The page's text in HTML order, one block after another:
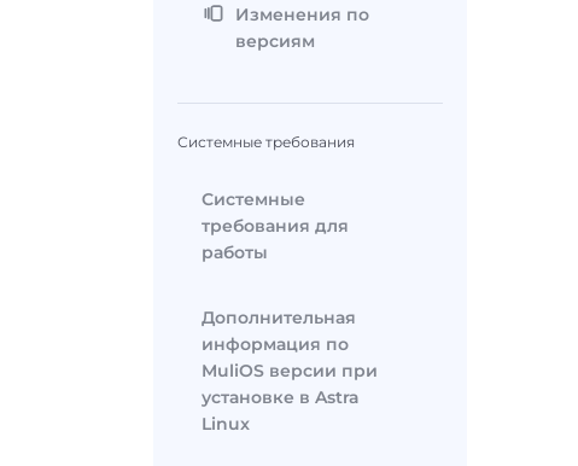
Изменения по
версиям
Системные требования
Системные
требования для
работы
Дополнительная
информация по
MuliOS версии при
установке в Astra
Linux